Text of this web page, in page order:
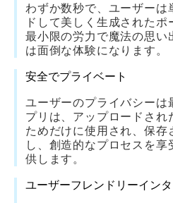
わずか数秒で、ユーザーは
ドして美しく生成されたポ
最小限の労力で魔法の思い
は面倒な体験になります。
安全でプライベート
ユーザーのプライバシーは
プリは、アップロードされ
ためだけに使用され、保存
し、創造的なプロセスを
供します。
ユーザーフレンドリーイン